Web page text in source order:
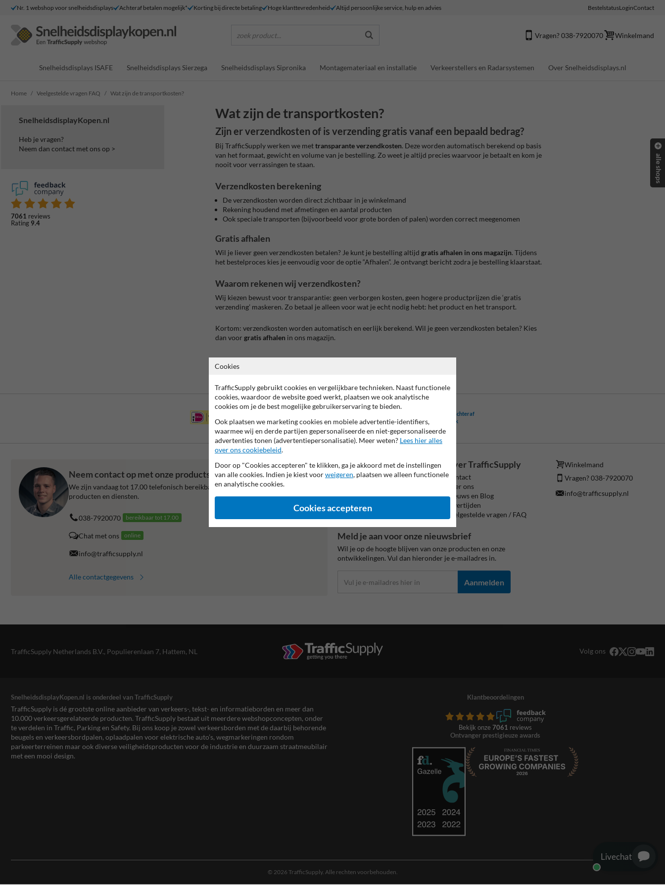
Nr. 1 webshop voor snelheidsdisplays Achteraf betalen mogelijk* Korting bij directe betaling Hoge klanttevredenheid Altijd persoonlijke service, hulp en advies BestelstatusLoginContact
zoek product... Vragen? 038-7920070 Winkelmand
Snelheidsdisplays ISAFE Snelheidsdisplays Sierzega Snelheidsdisplays Sipronika Montagemateriaal en installatie Verkeerstellers en Radarsystemen Over Snelheidsdisplays.nl
Home Veelgestelde vragen FAQ Wat zijn de transportkosten?
SnelheidsdisplayKopen.nl
Heb je vragen?
Neem dan contact met ons op >
7061 reviews
Rating 9.4
Wat zijn de transportkosten?
Zijn er verzendkosten of is verzending gratis vanaf een bepaald bedrag?
Bij TrafficSupply werken we mettransparante verzendkosten. Deze worden automatisch berekend op basis
van het formaat, gewicht en volume van je bestelling. Zo weet je altijd precies waarvoor je betaalt en kom je
nooit voor verrassingen te staan.
Verzendkosten berekening
De verzendkosten worden direct zichtbaar in je winkelmand
Rekening houdend met afmetingen en aantal producten
Ook speciale transporten (bijvoorbeeld voor grote borden of palen) worden correct meegenomen
Gratis afhalen
Wil je liever geen verzendkosten betalen? Je kunt je bestelling altijd gratis afhalen in ons magazijn. Tijdens
het bestelproces kies je eenvoudig voor de optie “Afhalen”. Je ontvangt bericht zodra je bestelling klaarstaat.
Waarom rekenen wij verzendkosten?
Wij kiezen bewust voor transparantie: geen verborgen kosten, geen hogere productprijzen die ‘gratis
verzending’ maskeren. Zo betaal je alleen voor wat je echt nodig hebt: het product en het transport.
Kortom: verzendkosten worden automatisch en eerlijk berekend. Wil je geen verzendkosten betalen? Kies
dan voor gratis afhalen in ons magazijn.
naar overzicht
Betaling achteraf
is mogelijk
Neem contact op met onze productspecialist Igor!
We zijn vandaag tot 17.00 telefonisch bereikbaar voor al je vragen over onze
producten en diensten.
038-7920070 bereikbaar tot 17.00
Chat met ons online
info@trafficsupply.nl
Alle contactgegevens
Informatie
Product(en) retourneren
Disclaimer
Sitemap
Algemene Voorwaarden
Over TrafficSupply
Contact
Over ons
Nieuws en Blog
Levertijden
Veelgestelde vragen / FAQ
Winkelmand
Vragen? 038-7920070
info@trafficsupply.nl
Meld je aan voor onze nieuwsbrief
Wil je op de hoogte blijven van onze producten en onze
ontwikkelingen. Vul dan hieronder je e-mailadres in.
Aanmelden
TrafficSupply Netherlands B.V., Populierenlaan 7, Hattem, NL Volg ons
SnelheidsdisplayKopen.nl is onderdeel van TrafficSupply
TrafficSupply is dé grootste online aanbieder van verkeers-, tekst- en informatieborden en meer dan
10.000 verkeersgerelateerde producten. TrafficSupply bestaat uit meerdere webshopconcepten, onder
te verdelen in Traffic, Parking en Safety. Bij ons koop je zowel verkeersborden met de daarbij behorende
beugels en verkeersbordpalen, oplaadpalen voor elektrische auto’s, wegmarkeringen rondom
parkeerterreinen maar ook diverse veiligheidsproducten voor de industrie en duurzaam straatmeubilair
met een mooi design.
Klantbeoordelingen
Bekijk onze 7061 reviews
Ontvanger prestigieuze awards
© 2026 TrafficSupply. Alle rechten voorbehouden.
alle shops
Cookies
TrafficSupply gebruikt cookies en vergelijkbare technieken. Naast functionele
cookies, waardoor de website goed werkt, plaatsen we ook analytische
cookies om je de best mogelijke gebruikerservaring te bieden.
Ook plaatsen we marketing cookies en mobiele advertentie-identifiers,
waarmee wij en derde partijen gepersonaliseerde en niet-gepersonaliseerde
advertenties tonen (advertentiepersonalisatie). Meer weten? Lees hier alles
over ons cookiebeleid.
Door op "Cookies accepteren" te klikken, ga je akkoord met de instellingen
van alle cookies. Indien je kiest voorweigeren, plaatsen we alleen functionele
en analytische cookies.
Cookies accepteren
Livechat